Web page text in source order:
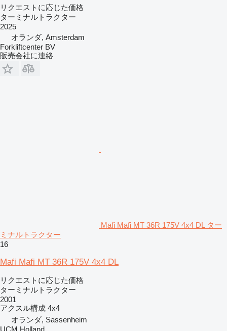
リクエストに応じた価格
ターミナルトラクター
2025
オランダ, Amsterdam
Forkliftcenter BV
販売会社に連絡
Mafi Mafi MT 36R 175V 4x4 DL ター
ミナルトラクター
16
Mafi Mafi MT 36R 175V 4x4 DL
リクエストに応じた価格
ターミナルトラクター
2001
アクスル構成 4x4
オランダ, Sassenheim
UCM Holland